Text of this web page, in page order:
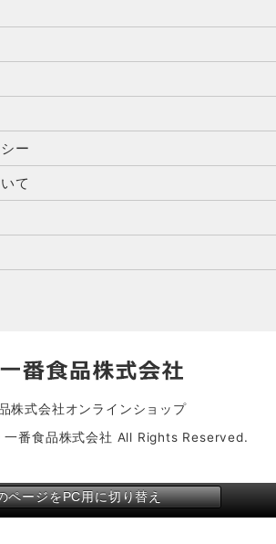
ー
て
株式会社オンラインショップ
番食品株式会社 All Rights Reserved.
ページをPC用に切り替え